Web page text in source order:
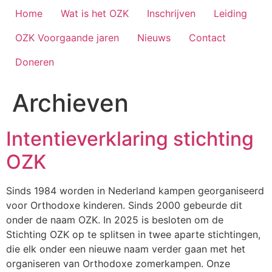
Home Wat is het OZK Inschrijven
Leiding
OZK Voorgaande jaren
Nieuws
Contact
Doneren
Archieven
Intentieverklaring stichting
OZK
Sinds 1984 worden in Nederland kampen georganiseerd
voor Orthodoxe kinderen. Sinds 2000 gebeurde dit
onder de naam OZK. In 2025 is besloten om de
Stichting OZK op te splitsen in twee aparte stichtingen,
die elk onder een nieuwe naam verder gaan met het
organiseren van Orthodoxe zomerkampen. Onze